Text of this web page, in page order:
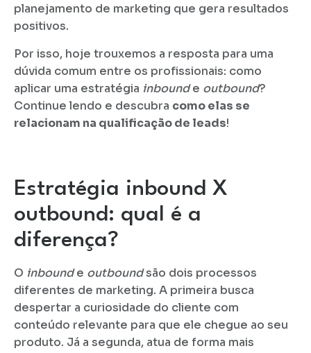
planejamento de marketing que gera resultados
positivos.
Por isso, hoje trouxemos a resposta para uma
dúvida comum entre os profissionais: como
aplicar uma estratégia inbounde outbound?
Continue lendo e descubra como elas se
relacionam na qualificação de leads!
Estratégia inbound X
outbound: qual é a
diferença?
O inbounde outboundsão dois processos
diferentes de marketing. A primeira busca
despertar a curiosidade do cliente com
conteúdo relevante para que ele chegue ao seu
produto. Já a segunda, atua de forma mais